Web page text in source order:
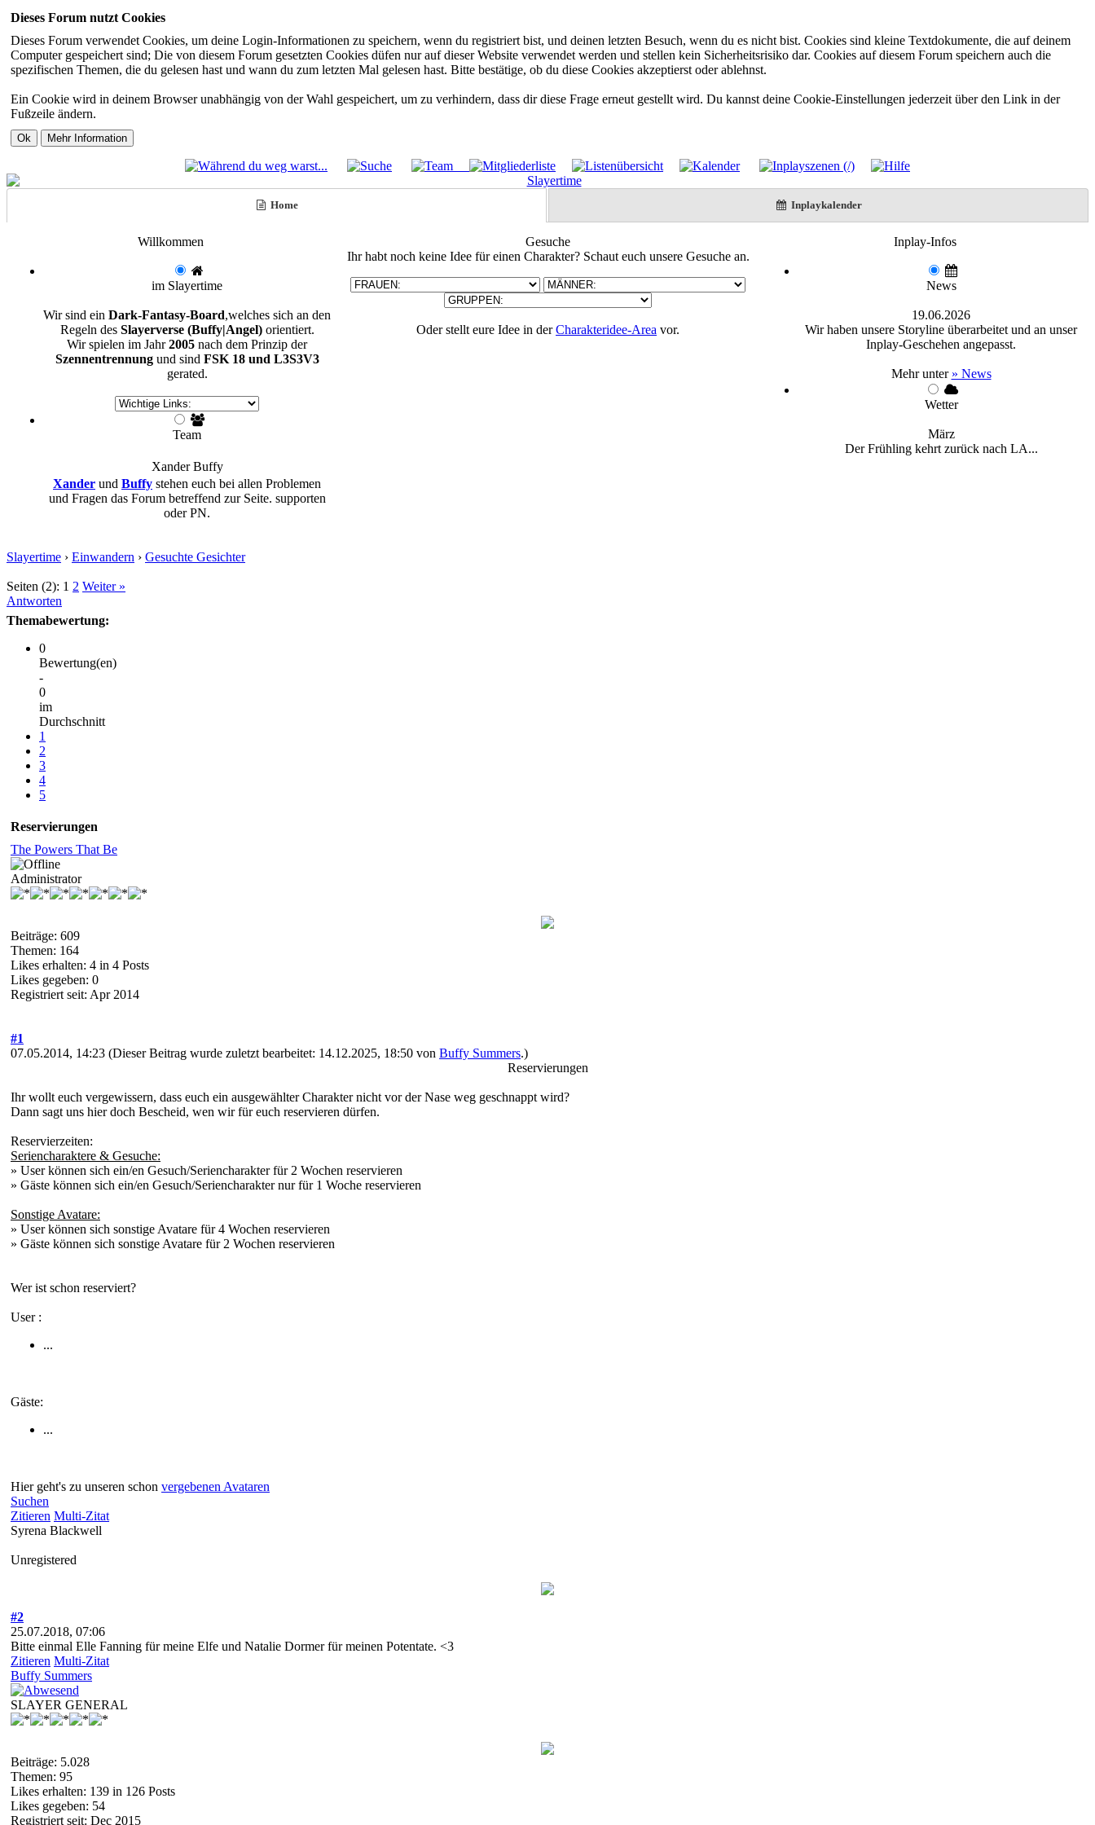
Dieses Forum nutzt Cookies
Dieses Forum verwendet Cookies, um deine Login-Informationen zu speichern, wenn du registriert bist, und deinen letzten Besuch, wenn du es nicht bist. Cookies sind kleine Textdokumente, die auf deinem
Computer gespeichert sind; Die von diesem Forum gesetzten Cookies düfen nur auf dieser Website verwendet werden und stellen kein Sicherheitsrisiko dar. Cookies auf diesem Forum speichern auch die
spezifischen Themen, die du gelesen hast und wann du zum letzten Mal gelesen hast. Bitte bestätige, ob du diese Cookies akzeptierst oder ablehnst.
Ein Cookie wird in deinem Browser unabhängig von der Wahl gespeichert, um zu verhindern, dass dir diese Frage erneut gestellt wird. Du kannst deine Cookie-Einstellungen jederzeit über den Link in der
Fußzeile ändern.
Home Inplaykalender
Willkommen
im Slayertime
Wir sind ein Dark-Fantasy-Board,welches sich an den
Regeln des Slayerverse (Buffy|Angel)orientiert.
Wir spielen im Jahr2005 nach dem Prinzip der
Szennentrennungund sind FSK 18 und L3S3V3
gerated.
Team
Xander Buffy
Xander und Buffy stehen euch bei allen Problemen
und Fragen das Forum betreffend zur Seite. supporten
oder PN.
Gesuche
Ihr habt noch keine Idee für einen Charakter? Schaut euch unsere Gesuche an.
Oder stellt eure Idee in derCharakteridee-Area vor.
Inplay-Infos
News
19.06.2026
Wir haben unsere Storyline überarbeitet und an unser
Inplay-Geschehen angepasst.
Mehr unter » News
Wetter
März
Der Frühling kehrt zurück nach LA...
Slayertime › Einwandern › Gesuchte Gesichter
Seiten (2): 1 2 Weiter »
Antworten
Themabewertung:
0
Bewertung(en)
-
0
im
Durchschnitt
1
2
3
4
5
Reservierungen
The Powers That Be
Administrator
Beiträge: 609
Themen: 164
Likes erhalten: 4 in 4 Posts
Likes gegeben: 0
Registriert seit: Apr 2014
#1
07.05.2014, 14:23 (Dieser Beitrag wurde zuletzt bearbeitet: 14.12.2025, 18:50 von Buffy Summers.)
Reservierungen
Ihr wollt euch vergewissern, dass euch ein ausgewählter Charakter nicht vor der Nase weg geschnappt wird?
Dann sagt uns hier doch Bescheid, wen wir für euch reservieren dürfen.
Reservierzeiten:
Seriencharaktere & Gesuche:
» User können sich ein/en Gesuch/Seriencharakter für 2 Wochen reservieren
» Gäste können sich ein/en Gesuch/Seriencharakter nur für 1 Woche reservieren
Sonstige Avatare:
» User können sich sonstige Avatare für 4 Wochen reservieren
» Gäste können sich sonstige Avatare für 2 Wochen reservieren
Wer ist schon reserviert?
User :
...
Gäste:
...
Hier geht's zu unseren schon vergebenen Avataren
Suchen
Zitieren Multi-Zitat
Syrena Blackwell
Unregistered
#2
25.07.2018, 07:06
Bitte einmal Elle Fanning für meine Elfe und Natalie Dormer für meinen Potentate. <3
Zitieren Multi-Zitat
Buffy Summers
SLAYER GENERAL
Beiträge: 5.028
Themen: 95
Likes erhalten: 139 in 126 Posts
Likes gegeben: 54
Registriert seit: Dec 2015